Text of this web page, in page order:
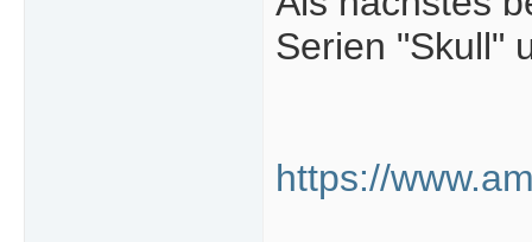
Serien "Skull"
https://